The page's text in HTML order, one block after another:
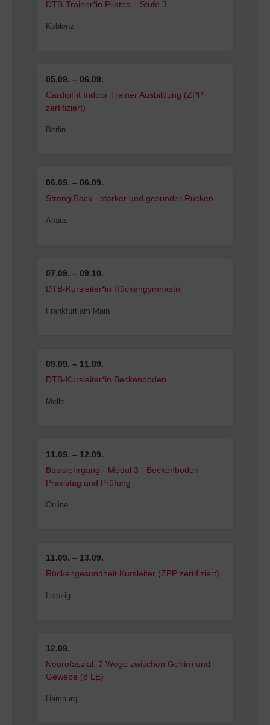
DTB-Trainer*in Pilates – Stufe 3
Koblenz
05.09. – 06.09.
CardioFit Indoor Trainer Ausbildung (ZPP
zertifiziert)
Berlin
06.09. – 06.09.
Strong Back - starker und gesunder Rücken
Ahaus
07.09. – 09.10.
DTB-Kursleiter*in Rückengymnastik
Frankfurt am Main
09.09. – 11.09.
DTB-Kursleiter*in Beckenboden
Melle
11.09. – 12.09.
Basislehrgang - Modul 3 - Beckenboden
Praxistag und Prüfung
Online
11.09. – 13.09.
Rückengesundheit Kursleiter (ZPP zertifiziert)
Leipzig
12.09.
Neurofaszial: 7 Wege zwischen Gehirn und
Gewebe (8 LE)
Hamburg